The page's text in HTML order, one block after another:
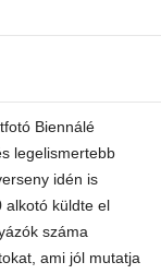
Biennálé
legelismertebb
idén is
alkotó küldte el
száma
ami jól mutatja